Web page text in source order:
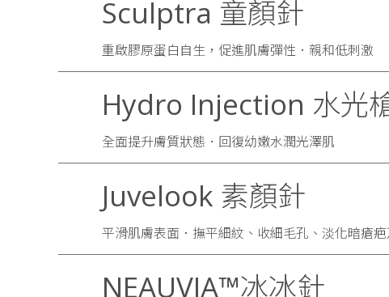
Sculptra 童顏針
重啟膠原蛋白自生，促進肌膚彈性．親和低刺激
Hydro Injection 水光
全面提升膚質狀態．回復幼嫩水潤光澤肌
Juvelook 素顏針
平滑肌膚表面．撫平細紋、收細毛孔、淡化暗瘡
NEAUVIA™冰冰針